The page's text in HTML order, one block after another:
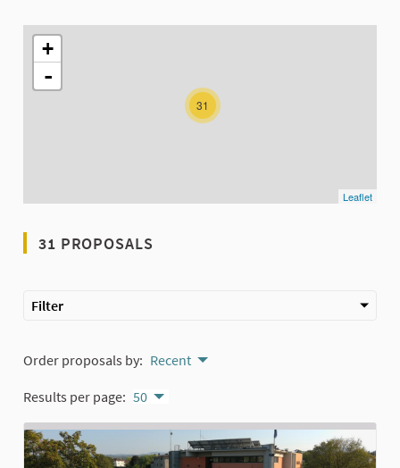
The following element is a map which presents the items on
31
+
-
Leaflet
31 PROPOSALS
Filter
Order proposals by: Recent
Results per page: 50